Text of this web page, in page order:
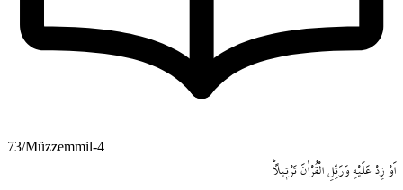
73/Müzzemmil-4
اَوْ زِدْ عَلَيْهِ وَرَتِّلِ الْقُرْاٰنَ تَرْت۪يلاًۜ